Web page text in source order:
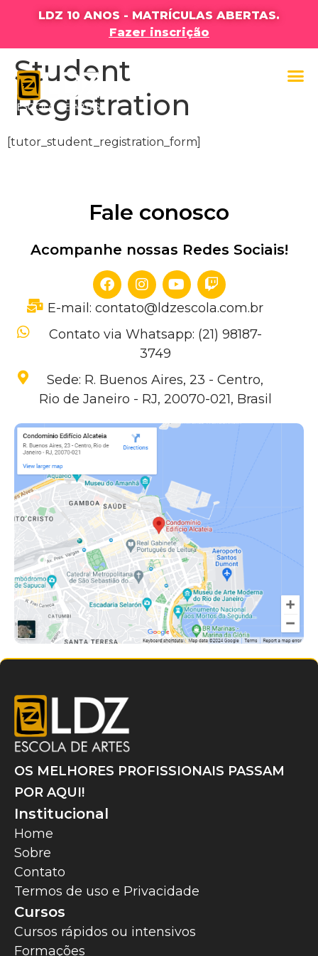
LDZ 10 ANOS - MATRÍCULAS ABERTAS.
Fazer inscrição
Student
Registration
[tutor_student_registration_form]
Fale conosco
Acompanhe nossas Redes Sociais!
E-mail: contato@ldzescola.com.br
Contato via Whatsapp: (21) 98187-
3749
Sede: R. Buenos Aires, 23 - Centro,
Rio de Janeiro - RJ, 20070-021, Brasil
OS MELHORES PROFISSIONAIS PASSAM
POR AQUI!
Institucional
Home
Sobre
Contato
Termos de uso e Privacidade
Cursos
Cursos rápidos ou intensivos
Formações